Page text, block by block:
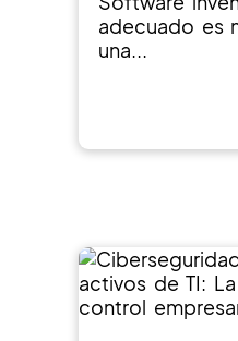
adecuado es
una...